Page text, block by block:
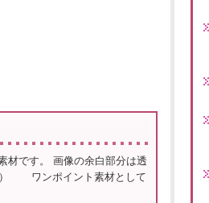
材です。 画像の余白部分は透
⠀ ⠀ ワンポイント素材として